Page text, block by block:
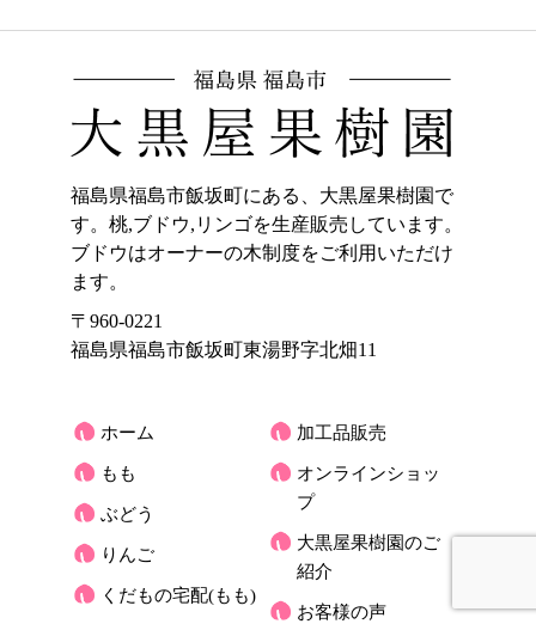
福島県福島市飯坂町にある、大黒屋果樹園で
す。桃,ブドウ,リンゴを生産販売しています。
ブドウはオーナーの木制度をご利用いただけ
ます。
〒960-0221
福島県福島市飯坂町東湯野字北畑11
ホーム
もも
ぶどう
りんご
くだもの宅配(もも)
加工品販売
オンラインショッ
プ
大黒屋果樹園のご
紹介
お客様の声